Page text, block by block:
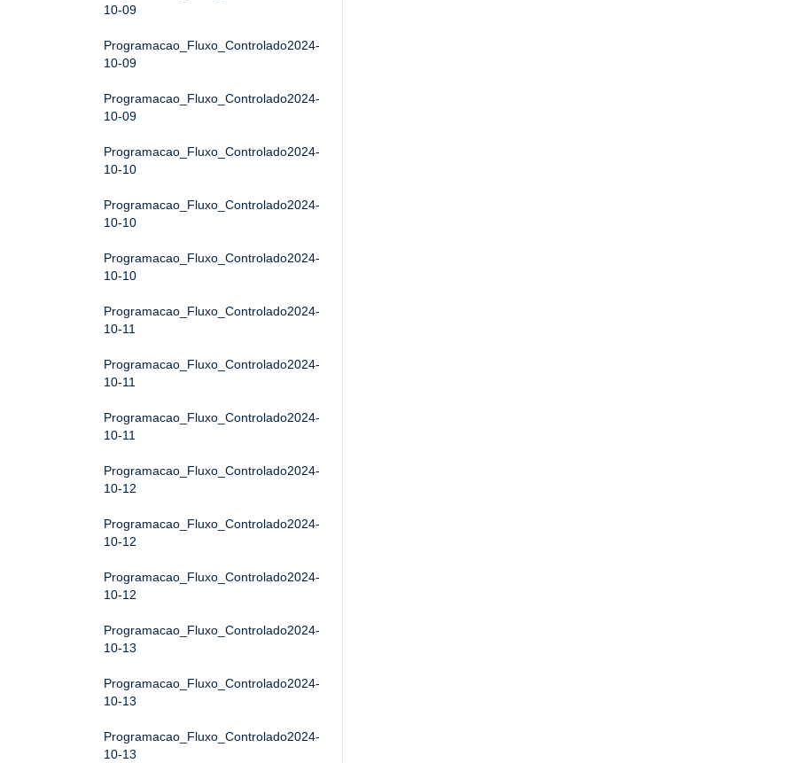
10-09
Programacao_Fluxo_Controlado2024-
10-09
Programacao_Fluxo_Controlado2024-
10-09
Programacao_Fluxo_Controlado2024-
10-10
Programacao_Fluxo_Controlado2024-
10-10
Programacao_Fluxo_Controlado2024-
10-10
Programacao_Fluxo_Controlado2024-
10-11
Programacao_Fluxo_Controlado2024-
10-11
Programacao_Fluxo_Controlado2024-
10-11
Programacao_Fluxo_Controlado2024-
10-12
Programacao_Fluxo_Controlado2024-
10-12
Programacao_Fluxo_Controlado2024-
10-12
Programacao_Fluxo_Controlado2024-
10-13
Programacao_Fluxo_Controlado2024-
10-13
Programacao_Fluxo_Controlado2024-
10-13